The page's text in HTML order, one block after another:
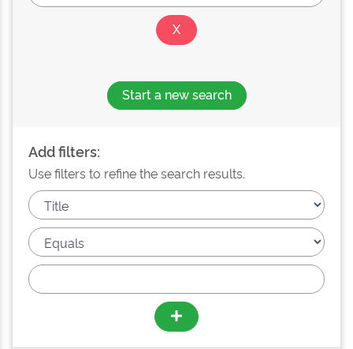
Start a new search
Add filters:
Use filters to refine the search results.